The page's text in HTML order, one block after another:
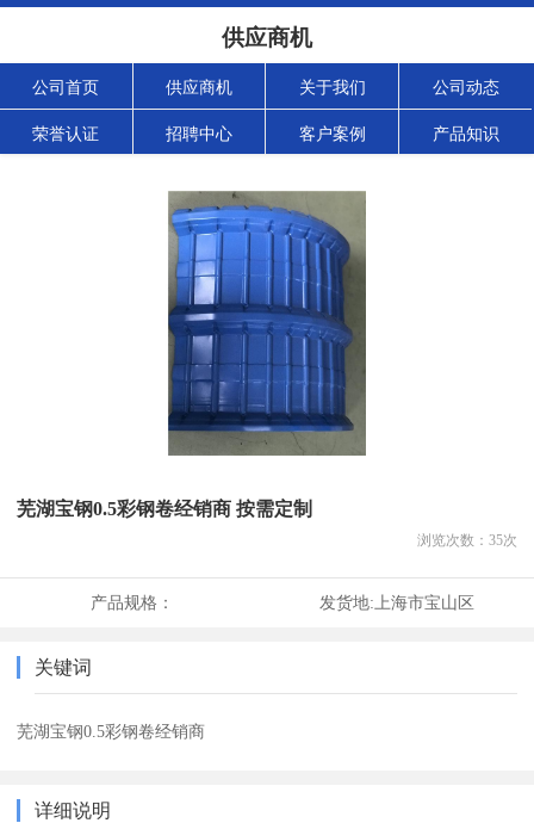
供应商机
公司首页 供应商机 关于我们 公司动态
荣誉认证 招聘中心 客户案例 产品知识
芜湖宝钢0.5彩钢卷经销商 按需定制
浏览次数： 35次
产品规格： 发货地: 上海市宝山区
关键词
芜湖宝钢0.5彩钢卷经销商
详细说明